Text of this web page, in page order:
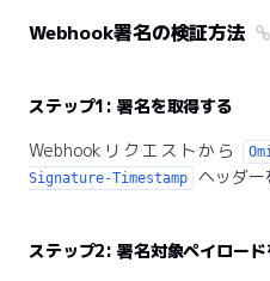
Webhook署名の検証方法
ステップ1: 署名を取得する
Webhookリクエストから
Signature-Timestamp
ヘッダー
ステップ2: 署名対象ペイロード